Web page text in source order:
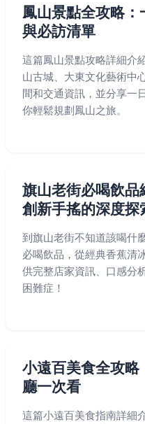
鳳山景點全攻略
與必訪清單
這篇鳳山景點攻略詳細介
山古城、大東文化藝術中
間和交通資訊，並分享一
你輕鬆規劃鳳山之旅。
旗山老街必喝飲品
創新手搖的深度探
到旗山老街不知道該喝什
必喝飲品，從經典香蕉清
供完整店家資訊、口感分
困難症！
小遠百美食全攻
廳一次看
這篇小遠百美食指南詳細